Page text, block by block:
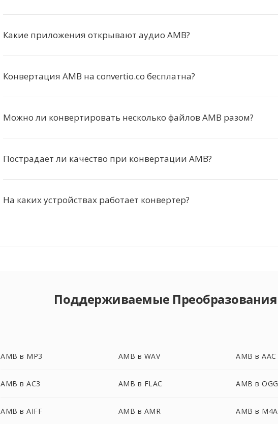
Какие приложения открывают аудио AMB?
Конвертация AMB на convertio.co бесплатна?
Можно ли конвертировать несколько файлов AMB разом?
Пострадает ли качество при конвертации AMB?
На каких устройствах работает конвертер?
Поддерживаемые Преобразования
AMB в MP3 AMB в WAV AMB в AAC
AMB в AC3 AMB в FLAC AMB в OGG
AMB в AIFF AMB в AMR AMB в M4A